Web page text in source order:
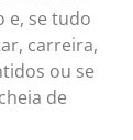
e, se tudo
carreira,
ou se
de